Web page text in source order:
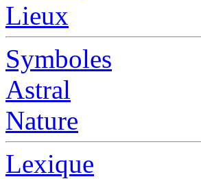
Lieux
Symboles
Astral
Nature
Lexique